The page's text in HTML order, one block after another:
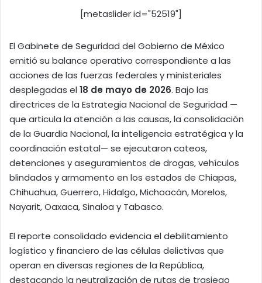
[metaslider id="52519"]
El Gabinete de Seguridad del Gobierno de México
emitió su balance operativo correspondiente a las
acciones de las fuerzas federales y ministeriales
desplegadas el18 de mayo de 2026. Bajo las
directrices de la Estrategia Nacional de Seguridad —
que articula la atención a las causas, la consolidación
de la Guardia Nacional, la inteligencia estratégica y la
coordinación estatal— se ejecutaron cateos,
detenciones y aseguramientos de drogas, vehículos
blindados y armamento en los estados de Chiapas,
Chihuahua, Guerrero, Hidalgo, Michoacán, Morelos,
Nayarit, Oaxaca, Sinaloa y Tabasco.
El reporte consolidado evidencia el debilitamiento
logístico y financiero de las células delictivas que
operan en diversas regiones de la República,
destacando la neutralización de rutas de trasiego